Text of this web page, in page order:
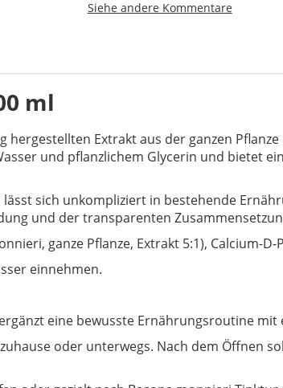
Siehe andere Kommentare
ml
Extrakt aus der ganzen
und pflanzlichem Glycerin und bietet
sich unkompliziert in bestehende
und der transparenten
ganze Pflanze, Extrakt 5:1), Calcium-
einnehmen.
eine bewusste Ernährungsroutine
oder unterwegs. Nach dem Öffnen